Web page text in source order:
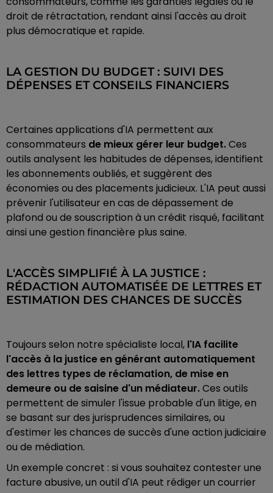
droit de rétractation, rendant ainsi l'accès au droit
plus démocratique et rapide.
LA GESTION DU BUDGET : SUIVI DES
DÉPENSES ET CONSEILS FINANCIERS
Certaines applications d'IA permettent aux
consommateurs de mieux gérer leur budget.Ces
outils analysent les habitudes de dépenses, identifient
les abonnements oubliés, et suggèrent des
économies ou des placements judicieux. L'IA peut aussi
prévenir l'utilisateur en cas de dépassement de
plafond ou de souscription à un crédit risqué, facilitant
ainsi une gestion financière plus saine.
L'ACCÈS SIMPLIFIÉ À LA JUSTICE :
RÉDACTION AUTOMATISÉE DE LETTRES ET
ESTIMATION DES CHANCES DE SUCCÈS
Toujours selon notre spécialiste local, l'IA facilite
l'accès à la justice en générant automatiquement
des lettres types de réclamation, de mise en
demeure ou de saisine d'un médiateur.Ces outils
permettent de simuler l'issue probable d'un litige, en
se basant sur des jurisprudences similaires, ou
d'estimer les chances de succès d'une action judiciaire
ou de médiation.
Un exemple concret : si vous souhaitez contester une
facture abusive, un outil d'IA peut rédiger un courrier